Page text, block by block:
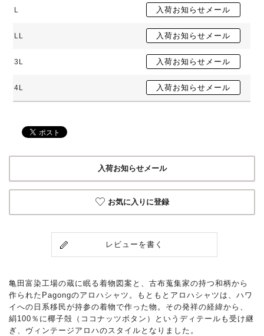
L
LL
3L
4L
入荷お知らせメール
お気に入りに登録
レビューを書く
亀田富染工場の蔵に眠る着物図案と、古布蒐集家の持つ和柄から
作られたPagongのアロハシャツ。もともとアロハシャツは、ハワ
イへの日系移民が持参の着物で作った物。その発祥の経緯から、
絹100％に椰子殻（ココナッツボタン）というディテールも受け継
ぎ、ヴィンテージアロハのスタイルとなりました。